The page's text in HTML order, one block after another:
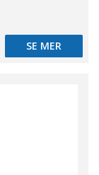
SE MER
SE MER